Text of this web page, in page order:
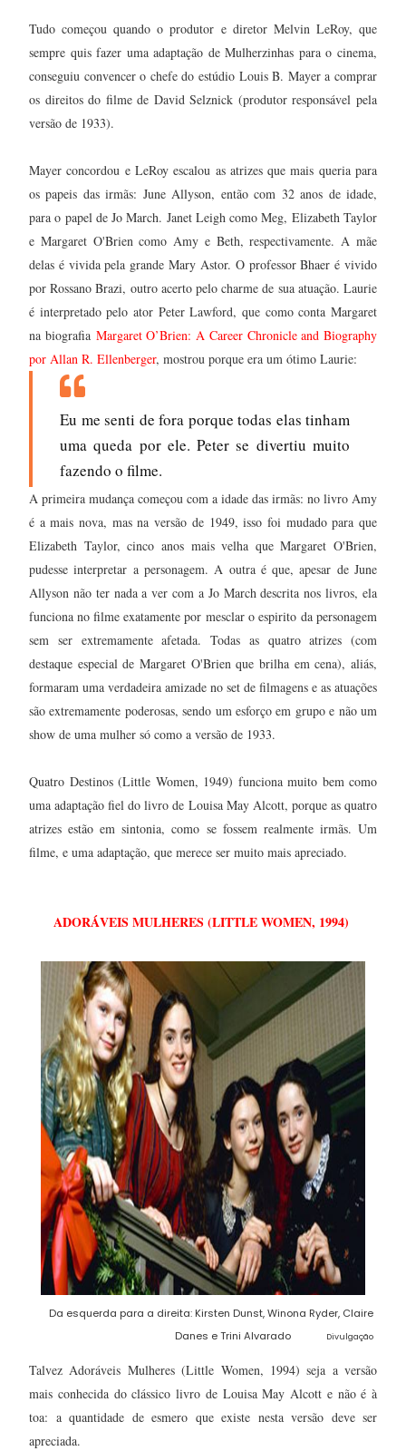
Tudo começou quando o produtor e diretor Melvin LeRoy, que
sempre quis fazer uma adaptação de Mulherzinhas para o cinema,
conseguiu convencer o chefe do estúdio Louis B. Mayer a comprar
os direitos do filme de David Selznick (produtor responsável pela
versão de 1933).
Mayer concordou e LeRoy escalou as atrizes que mais queria para
os papeis das irmãs: June Allyson, então com 32 anos de idade,
para o papel de Jo March. Janet Leigh como Meg, Elizabeth Taylor
e Margaret O'Brien como Amy e Beth, respectivamente. A mãe
delas é vivida pela grande Mary Astor. O professor Bhaer é vivido
por Rossano Brazi, outro acerto pelo charme de sua atuação. Laurie
é interpretado pelo ator Peter Lawford, que como conta Margaret
na biografia Margaret O’Brien: A Career Chronicle and Biography
por Allan R. Ellenberger, mostrou porque era um ótimo Laurie:
Eu me senti de fora porque todas elas tinham
uma queda por ele. Peter se divertiu muito
fazendo o filme.
A primeira mudança começou com a idade das irmãs: no livro Amy
é a mais nova, mas na versão de 1949, isso foi mudado para que
Elizabeth Taylor, cinco anos mais velha que Margaret O'Brien,
pudesse interpretar a personagem. A outra é que, apesar de June
Allyson não ter nada a ver com a Jo March descrita nos livros, ela
funciona no filme exatamente por mesclar o espirito da personagem
sem ser extremamente afetada. Todas as quatro atrizes (com
destaque especial de Margaret O'Brien que brilha em cena), aliás,
formaram uma verdadeira amizade no set de filmagens e as atuações
são extremamente poderosas, sendo um esforço em grupo e não um
show de uma mulher só como a versão de 1933.
Quatro Destinos (Little Women, 1949) funciona muito bem como
uma adaptação fiel do livro de Louisa May Alcott, porque as quatro
atrizes estão em sintonia, como se fossem realmente irmãs. Um
filme, e uma adaptação, que merece ser muito mais apreciado.
ADORÁVEIS MULHERES (LITTLE WOMEN, 1994)
Da esquerda para a direita: Kirsten Dunst, Winona Ryder, Claire
Danes e Trini Alvarado
Divulgação
Talvez Adoráveis Mulheres (Little Women, 1994) seja a versão
mais conhecida do clássico livro de Louisa May Alcott e não é à
toa: a quantidade de esmero que existe nesta versão deve ser
apreciada.